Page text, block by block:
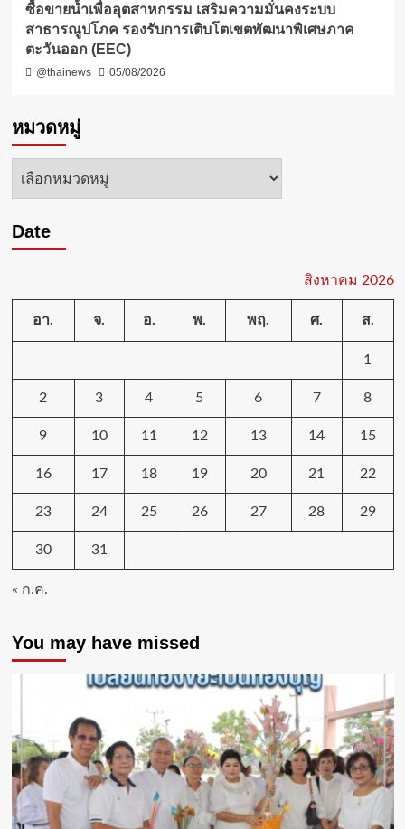
ซื้อขายน้ำเพื่ออุตสาหกรรม เสริมความมั่นคงระบบ
สาธารณูปโภค รองรับการเติบโตเขตพัฒนาพิเศษภาค
ตะวันออก (EEC)
@thainews 05/08/2026
หมวดหมู่
หมวด
Date
สิงหาคม 2026
อา. จ. อ. พ. พฤ. ศ. ส.
1
2 3 4 5 6 7 8
9 10 11 12 13 14 15
16 17 18 19 20 21 22
23 24 25 26 27 28 29
30 31
« ก.ค.
You may have missed